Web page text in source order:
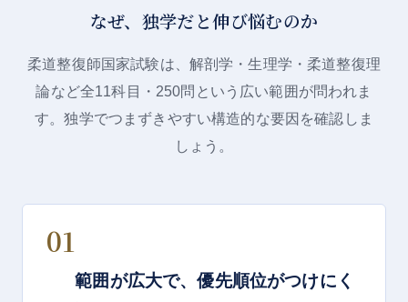
なぜ、独学だと伸び悩むのか
柔道整復師国家試験は、解剖学・生理学・柔道整復理
論など全11科目・250問という広い範囲が問われま
す。独学でつまずきやすい構造的な要因を確認しま
しょう。
01
範囲が広大で、優先順位がつけにく